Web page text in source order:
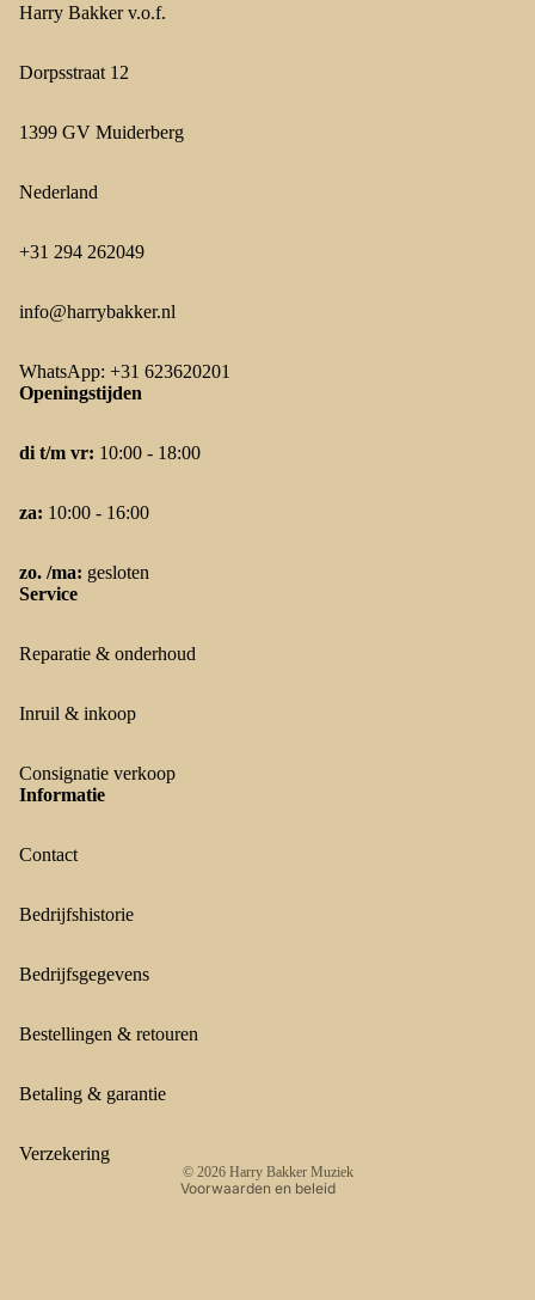
Harry Bakker v.o.f.
Dorpsstraat 12
1399 GV Muiderberg
Nederland
+31 294 262049
info@harrybakker.nl
WhatsApp: +31 623620201
Openingstijden
di t/m vr: 10:00 - 18:00
za: 10:00 - 16:00
zo. /ma: gesloten
Service
Reparatie & onderhoud
Inruil & inkoop
Consignatie verkoop
Informatie
Contact
Bedrijfshistorie
Bedrijfsgegevens
Bestellingen & retouren
Betaling & garantie
Verzekering
© 2026 Harry Bakker Muziek
Voorwaarden en beleid
Terugbetalingsbeleid
Algemene voorwaarden